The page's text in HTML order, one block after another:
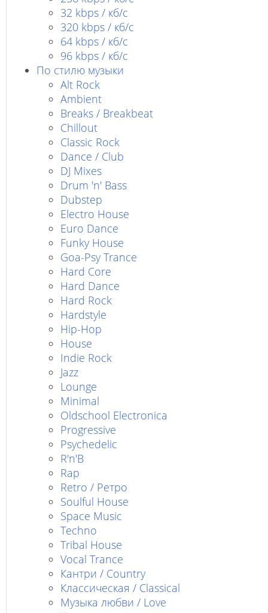
32 kbps / кб/c
320 kbps / кб/с
64 kbps / кб/c
96 kbps / кб/c
По стилю музыки
Alt Rock
Ambient
Breaks / Breakbeat
Chillout
Classic Rock
Dance / Club
DJ Mixes
Drum 'n' Bass
Dubstep
Electro House
Euro Dance
Funky House
Goa-Psy Trance
Hard Core
Hard Dance
Hard Rock
Hardstyle
Hip-Hop
House
Indie Rock
Jazz
Lounge
Minimal
Oldschool Electronica
Progressive
Psychedelic
R'n'B
Rap
Retro / Ретро
Soulful House
Space Music
Techno
Tribal House
Vocal Trance
Кантри / Country
Классическая / Classical
Музыка любви / Love